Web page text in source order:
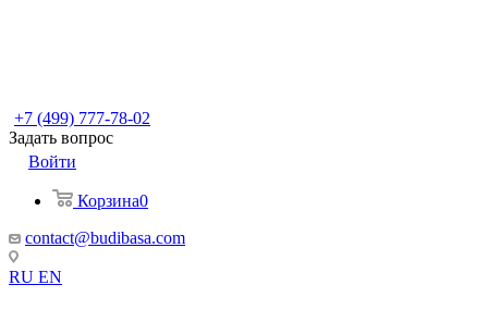
+7 (499) 777-78-02
Задать вопрос
Войти
Корзина0
contact@budibasa.com
RU EN